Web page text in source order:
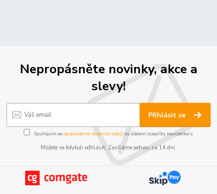
Nepropásněte novinky, akce a
slevy!
Přihlásit se
Souhlasím se zpracováním osobních údajůza účelem rozesílky newsletteru.
Můžete se kdykoli odhlásit. Zasíláme jednou za 14 dní.